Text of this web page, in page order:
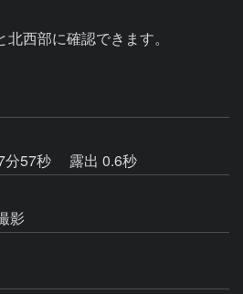
西部に確認できます。
分57秒
露出 0.6秒
影